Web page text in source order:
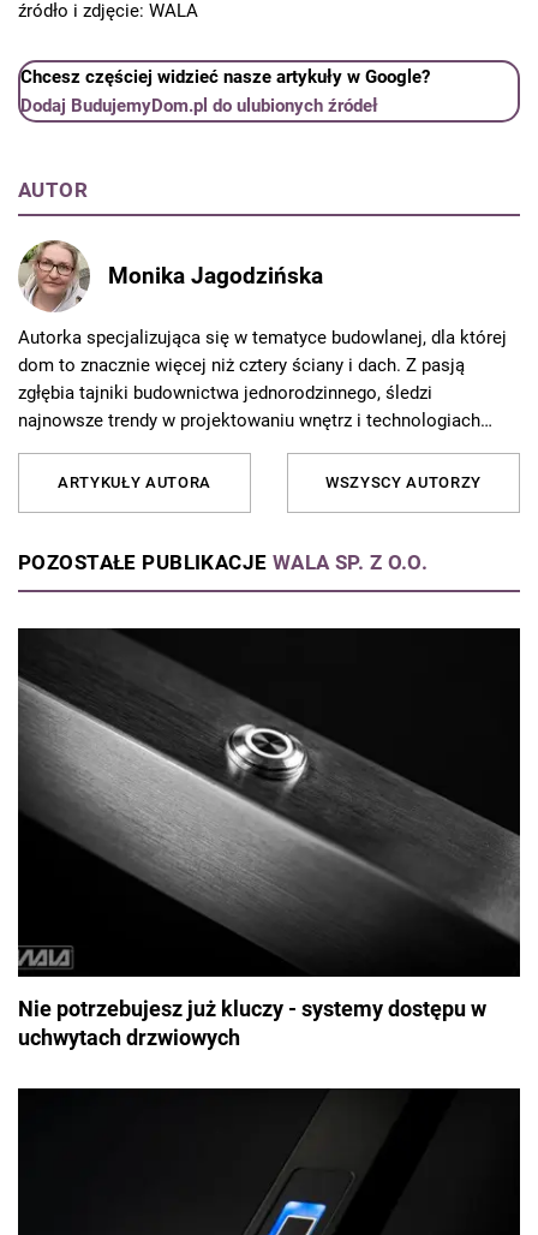
źródło i zdjęcie: WALA
Chcesz częściej widzieć nasze artykuły w Google?
Dodaj BudujemyDom.pl do ulubionych źródeł
AUTOR
Monika Jagodzińska
Autorka specjalizująca się w tematyce budowlanej, dla której
dom to znacznie więcej niż cztery ściany i dach. Z pasją
zgłębia tajniki budownictwa jednorodzinnego, śledzi
najnowsze trendy w projektowaniu wnętrz i technologiach
przekładać na język zrozumiały dla każdego inwestora. Jej
każdym etapie budowy i wykończenia domu.
ARTYKUŁY AUTORA WSZYSCY AUTORZY
POZOSTAŁE PUBLIKACJE WALA SP. Z O.O.
Nie potrzebujesz już kluczy - systemy dostępu w
uchwytach drzwiowych